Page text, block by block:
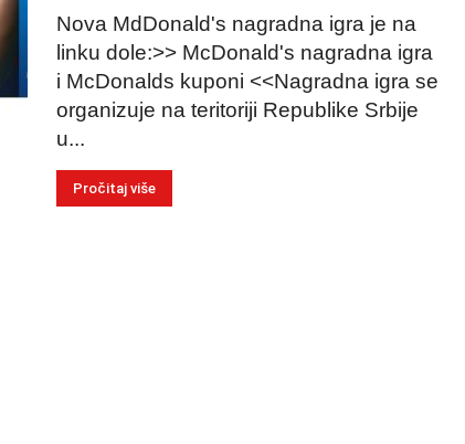
Nova MdDonald's nagradna igra je na
linku dole:>> McDonald's nagradna igra
i McDonalds kuponi <<Nagradna igra se
organizuje na teritoriji Republike Srbije
u...
Pročitaj više